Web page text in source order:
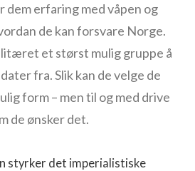
dem erfaring med våpen og
de kan forsvare Norge.
et størst mulig gruppe å
fra. Slik kan de velge de
form – men til og med drive
de ønsker det.
styrker det imperialistiske